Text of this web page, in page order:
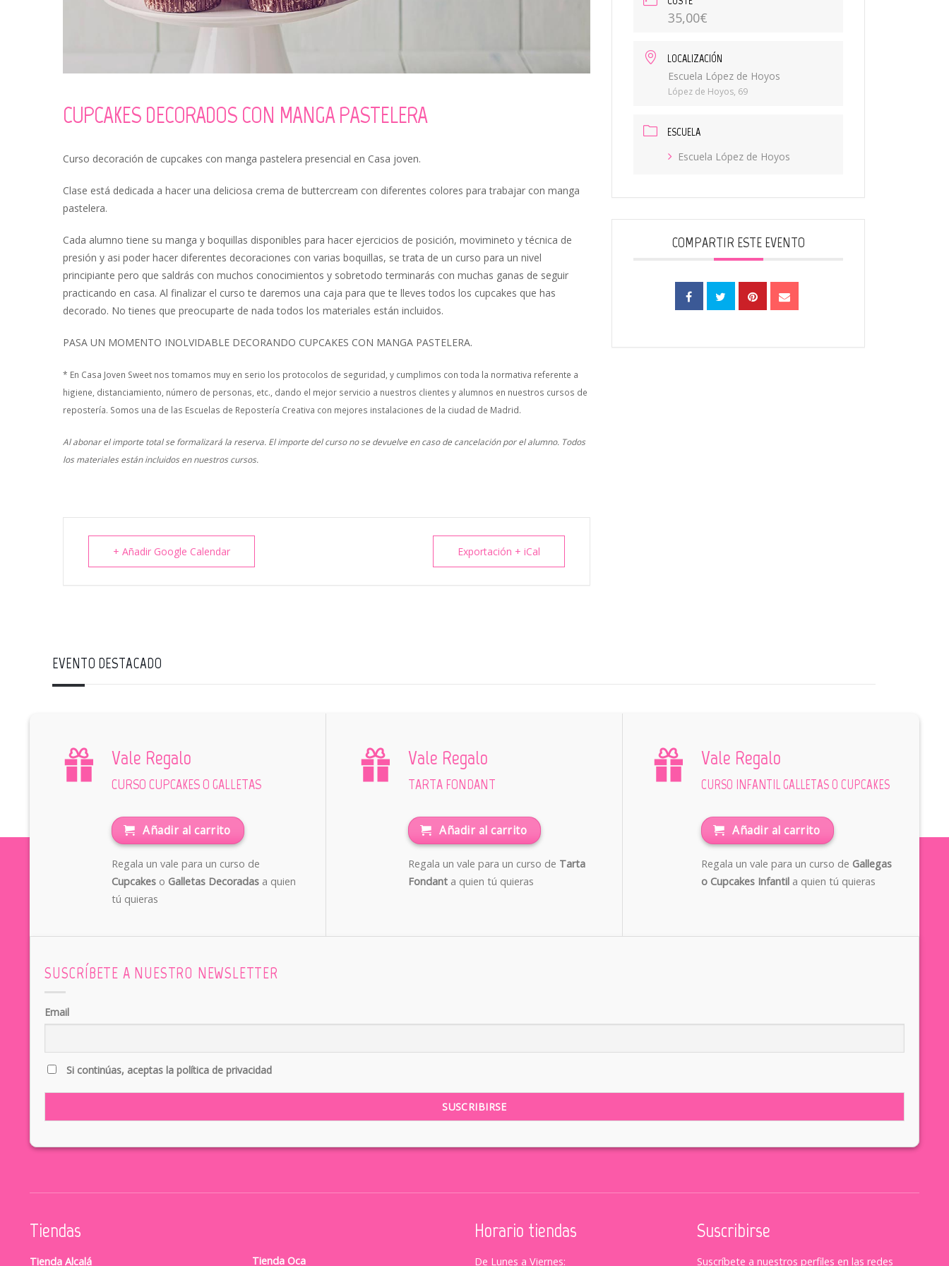
CUPCAKES DECORADOS CON MANGA PASTELERA
Curso decoración de cupcakes con manga pastelera presencial en Casa joven.
Clase está dedicada a hacer una deliciosa crema de buttercream con diferentes colores para trabajar con manga
pastelera.
Cada alumno tiene su manga y boquillas disponibles para hacer ejercicios de posición, movimineto y técnica de
presión y asi poder hacer diferentes decoraciones con varias boquillas, se trata de un curso para un nivel
principiante pero que saldrás con muchos conocimientos y sobretodo terminarás con muchas ganas de seguir
practicando en casa. Al finalizar el curso te daremos una caja para que te lleves todos los cupcakes que has
decorado. No tienes que preocuparte de nada todos los materiales están incluidos.
PASA UN MOMENTO INOLVIDABLE DECORANDO CUPCAKES CON MANGA PASTELERA.
* En Casa Joven Sweet nos tomamos muy en serio los protocolos de seguridad, y cumplimos con toda la normativa referente a
higiene, distanciamiento, número de personas, etc., dando el mejor servicio a nuestros clientes y alumnos en nuestros cursos de
repostería. Somos una de las Escuelas de Repostería Creativa con mejores instalaciones de la ciudad de Madrid.
Al abonar el importe total se formalizará la reserva. El importe del curso no se devuelve en caso de cancelación por el alumno. Todos
los materiales están incluidos en nuestros cursos.
+ Añadir Google Calendar Exportación + iCal
35,00€
LOCALIZACIÓN
Escuela López de Hoyos
López de Hoyos, 69
ESCUELA
Escuela López de Hoyos
COMPARTIR ESTE EVENTO
EVENTO DESTACADO
Vale Regalo
CURSO CUPCAKES O GALLETAS
Añadir al carrito
Regala un vale para un curso de
Cupcakes o Galletas Decoradas a quien
tú quieras
Vale Regalo
TARTA FONDANT
Añadir al carrito
Regala un vale para un curso de Tarta
Fondant a quien tú quieras
Vale Regalo
CURSO INFANTIL GALLETAS O CUPCAKES
Añadir al carrito
Regala un vale para un curso de Gallegas
o Cupcakes Infantil a quien tú quieras
SUSCRÍBETE A NUESTRO NEWSLETTER
Email
Si continúas, aceptas la política de privacidad
Tiendas
Tienda Alcalá Tienda Oca
Horario tiendas
De Lunes a Viernes:
Suscribirse
Suscríbete a nuestros perfiles en las redes